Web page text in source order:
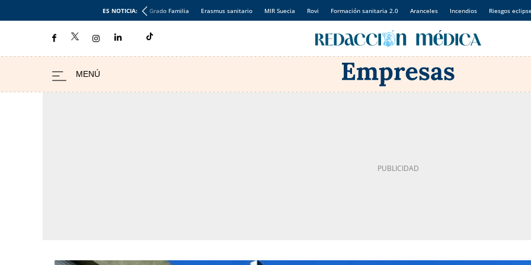
ES NOTICIA: Grado Familia Erasmus sanitario MIR Suecia Rovi Formación sanitaria 2.0 Aranceles Incendios Riesgos